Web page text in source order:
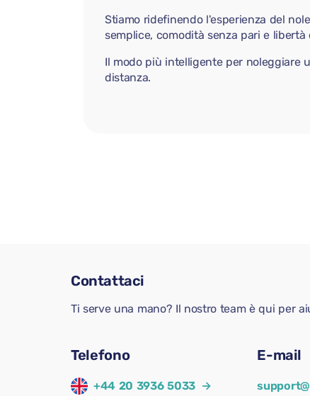
Stiamo ridefinendo l'esperienza del
semplice, comodità senza pari e libertà
Il modo più intelligente per noleggiare
distanza.
Contattaci
Ti serve una mano? Il nostro team è qui per
Telefono
+44 20 3936 5033 →
E-mail